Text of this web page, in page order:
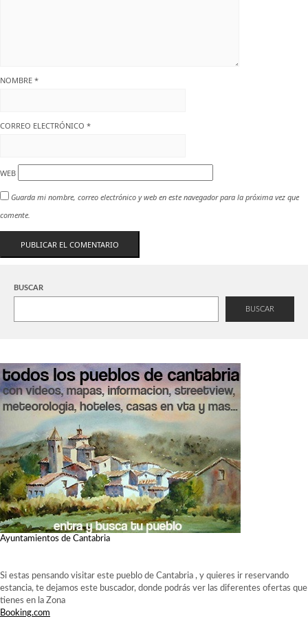
NOMBRE *
CORREO ELECTRÓNICO *
WEB
Guarda mi nombre, correo electrónico y web en este navegador para la próxima vez que
comente.
BUSCAR
BUSCAR
Ayuntamientos de Cantabria
Si estas pensando visitar este pueblo de Cantabria , y quieres ir reservando
estancia, te dejamos este buscador, donde podrás ver las diferentes ofertas que
tienes en la Zona
Booking.com